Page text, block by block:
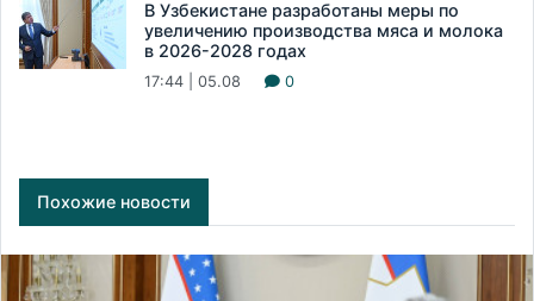
В Узбекистане разработаны меры по
увеличению производства мяса и молока
в 2026-2028 годах
17:44 | 05.08 0
Похожие новости